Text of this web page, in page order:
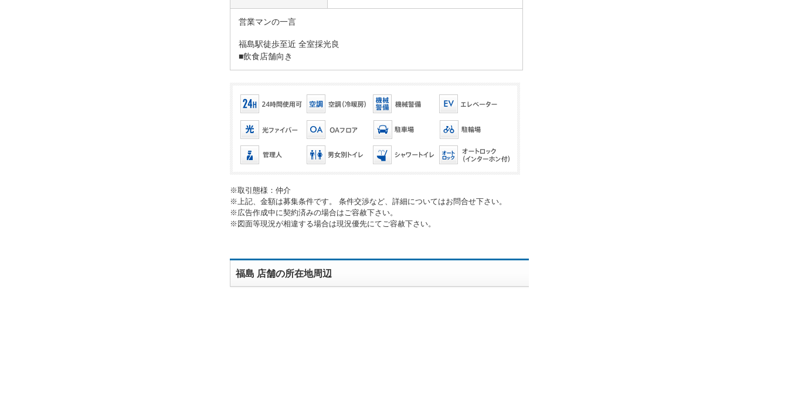
営業マンの一言
福島駅徒歩至近 全室採光良
■飲食店舗向き
※取引態様：仲介
※上記、金額は募集条件です。 条件交渉など、詳細についてはお問合せ下さい。
※広告作成中に契約済みの場合はご容赦下さい。
※図面等現況が相違する場合は現況優先にてご容赦下さい。
福島 店舗の所在地周辺